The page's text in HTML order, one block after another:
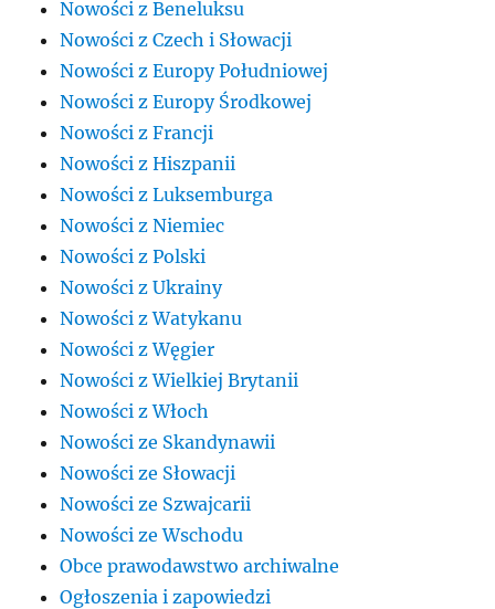
Nowości z Beneluksu
Nowości z Czech i Słowacji
Nowości z Europy Południowej
Nowości z Europy Środkowej
Nowości z Francji
Nowości z Hiszpanii
Nowości z Luksemburga
Nowości z Niemiec
Nowości z Polski
Nowości z Ukrainy
Nowości z Watykanu
Nowości z Węgier
Nowości z Wielkiej Brytanii
Nowości z Włoch
Nowości ze Skandynawii
Nowości ze Słowacji
Nowości ze Szwajcarii
Nowości ze Wschodu
Obce prawodawstwo archiwalne
Ogłoszenia i zapowiedzi